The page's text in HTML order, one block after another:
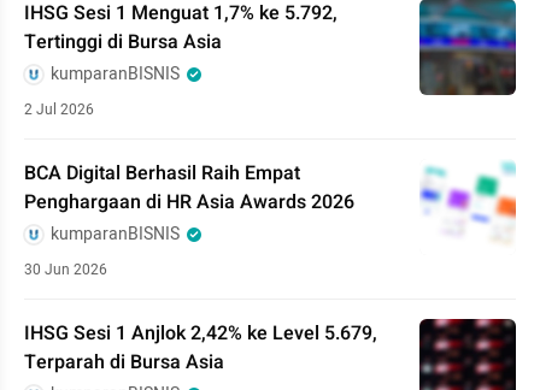
IHSG Sesi 1 Menguat 1,7% ke 5.792,
Tertinggi di Bursa Asia
kumparanBISNIS
2 Jul 2026
BCA Digital Berhasil Raih Empat
Penghargaan di HR Asia Awards 2026
kumparanBISNIS
30 Jun 2026
IHSG Sesi 1 Anjlok 2,42% ke Level 5.679,
Terparah di Bursa Asia